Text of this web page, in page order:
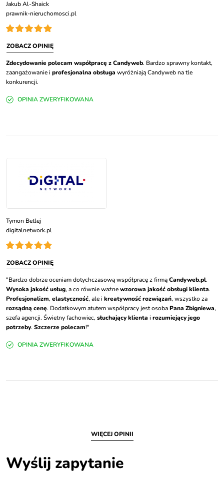
Jakub Al-Shaick
prawnik-nieruchomosci.pl
ZOBACZ OPINIĘ
Zdecydowanie polecam współpracę z Candyweb. Bardzo sprawny kontakt,
zaangażowanie i profesjonalna obsługa wyróżniają Candyweb na tle
konkurencji.
OPINIA ZWERYFIKOWANA
Tymon Betlej
digitalnetwork.pl
ZOBACZ OPINIĘ
"Bardzo dobrze oceniam dotychczasową współpracę z firmąCandyweb.pl.
Wysoka jakość usług, a co równie ważnewzorowa jakość obsługi klienta.
Profesjonalizm, elastyczność, ale i kreatywność rozwiązań, wszystko za
rozsądną cenę. Dodatkowym atutem współpracy jest osobaPana Zbigniewa,
szefa agencji. Świetny fachowiec, słuchający klienta i rozumiejący jego
potrzeby. Szczerze polecam!"
OPINIA ZWERYFIKOWANA
WIĘCEJ OPINII
Wyślij zapytanie